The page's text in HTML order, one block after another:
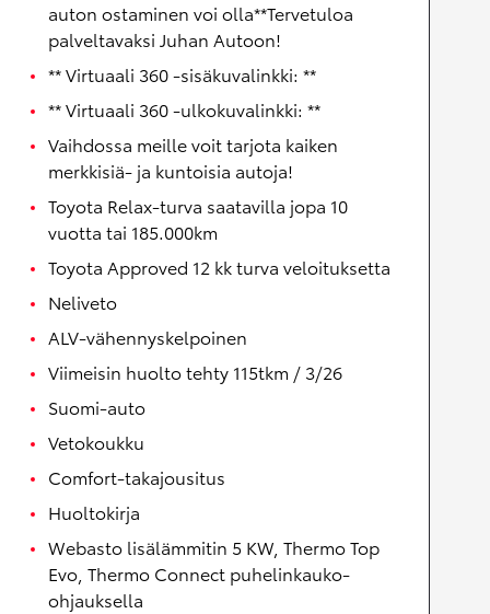
auton ostaminen voi olla**Tervetuloa
palveltavaksi Juhan Autoon!
** Virtuaali 360 -sisäkuvalinkki: **
** Virtuaali 360 -ulkokuvalinkki: **
Vaihdossa meille voit tarjota kaiken
merkkisiä- ja kuntoisia autoja!
Toyota Relax-turva saatavilla jopa 10
vuotta tai 185.000km
Toyota Approved 12 kk turva veloituksetta
Neliveto
ALV-vähennyskelpoinen
Viimeisin huolto tehty 115tkm / 3/26
Suomi-auto
Vetokoukku
Comfort-takajousitus
Huoltokirja
Webasto lisälämmitin 5 KW, Thermo Top
Evo, Thermo Connect puhelinkauko-
ohjauksella